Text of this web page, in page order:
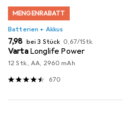
MENGENRABATT
Batterien + Akkus
EUR
7,98 bei 3 Stück EUR
0,67/1Stk.
Varta Longlife Power
12 Stk., AA, 2960 mAh
670